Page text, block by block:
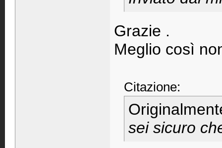
Grazie .
Meglio così
Citazione:
sei sicuro